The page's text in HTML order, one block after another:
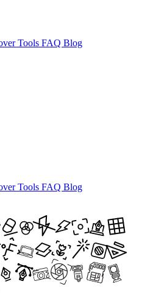
Tools FAQ Blog
Tools FAQ Blog